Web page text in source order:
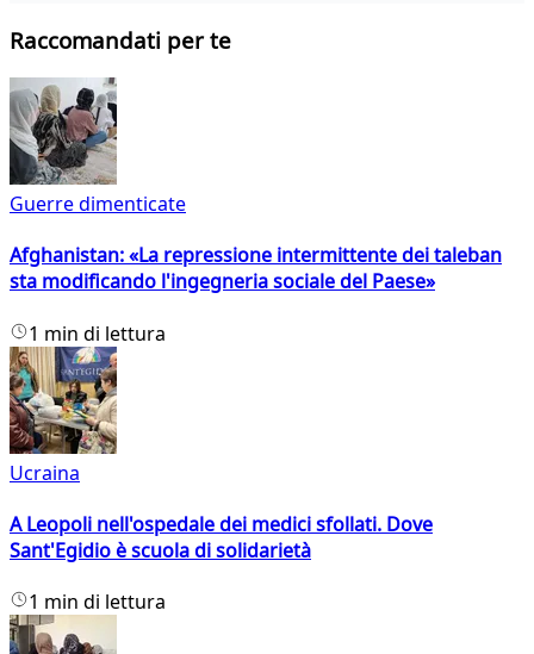
Raccomandati per te
Guerre dimenticate
Afghanistan: «La repressione intermittente dei taleban
sta modificando l'ingegneria sociale del Paese»
1 min di lettura
Ucraina
A Leopoli nell'ospedale dei medici sfollati. Dove
Sant'Egidio è scuola di solidarietà
1 min di lettura